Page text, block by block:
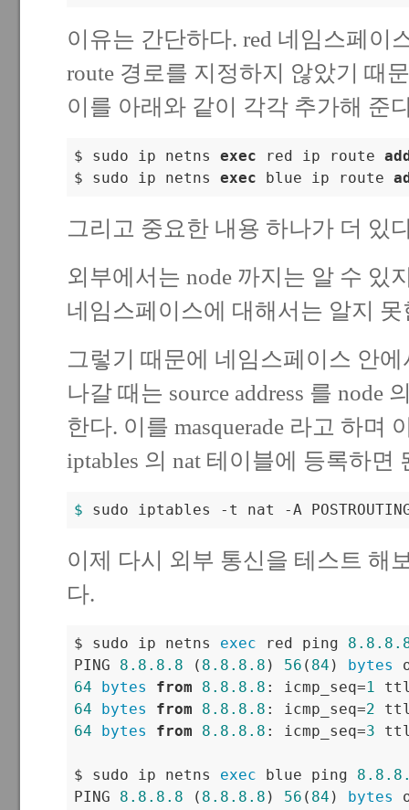
이유는 간단하다. red 네임스페이
route 경로를 지정하지 않았기 때
이를 아래와 같이 각각 추가해 준
$ sudo ip netns exec red ip route
$ sudo ip netns exec blue ip route
그리고 중요한 내용 하나가 더 있
외부에서는 node 까지는 알 수 있
네임스페이스에 대해서는 알지 못
그렇기 때문에 네임스페이스 안
나갈 때는 source address 를 node
한다. 이를 masquerade 라고 하며
iptables 의 nat 테이블에 등록하면
$ sudo iptables -t nat -A
이제 다시 외부 통신을 테스트 해
다.
$ sudo ip netns exec red ping 8.8 .8
PING 8.8 .8 .8 ( 8.8 .8 .8 ) 56 ( 84 ) bytes
64
bytes from 8.8 .8 .8 : icmp_seq=1
64
bytes from 8.8 .8 .8 : icmp_seq=2
64
bytes from 8.8 .8 .8 : icmp_seq=3
$ sudo ip netns exec blue ping 8.8 .8
PING 8.8 .8 .8 ( 8.8 .8 .8 ) 56 ( 84 ) bytes